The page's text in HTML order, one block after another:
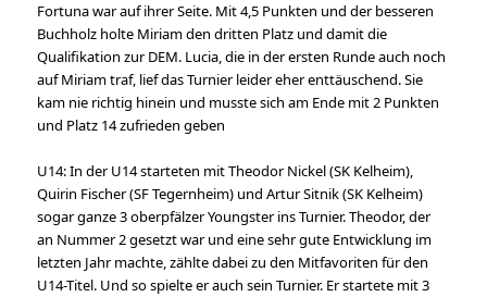
Fortuna war auf ihrer Seite. Mit 4,5 Punkten und der besseren
Buchholz holte Miriam den dritten Platz und damit die
Qualifikation zur DEM. Lucia, die in der ersten Runde auch noch
auf Miriam traf, lief das Turnier leider eher enttäuschend. Sie
kam nie richtig hinein und musste sich am Ende mit 2 Punkten
und Platz 14 zufrieden geben
U14: In der U14 starteten mit Theodor Nickel (SK Kelheim),
Quirin Fischer (SF Tegernheim) und Artur Sitnik (SK Kelheim)
sogar ganze 3 oberpfälzer Youngster ins Turnier. Theodor, der
an Nummer 2 gesetzt war und eine sehr gute Entwicklung im
letzten Jahr machte, zählte dabei zu den Mitfavoriten für den
U14-Titel. Und so spielte er auch sein Turnier. Er startete mit 3